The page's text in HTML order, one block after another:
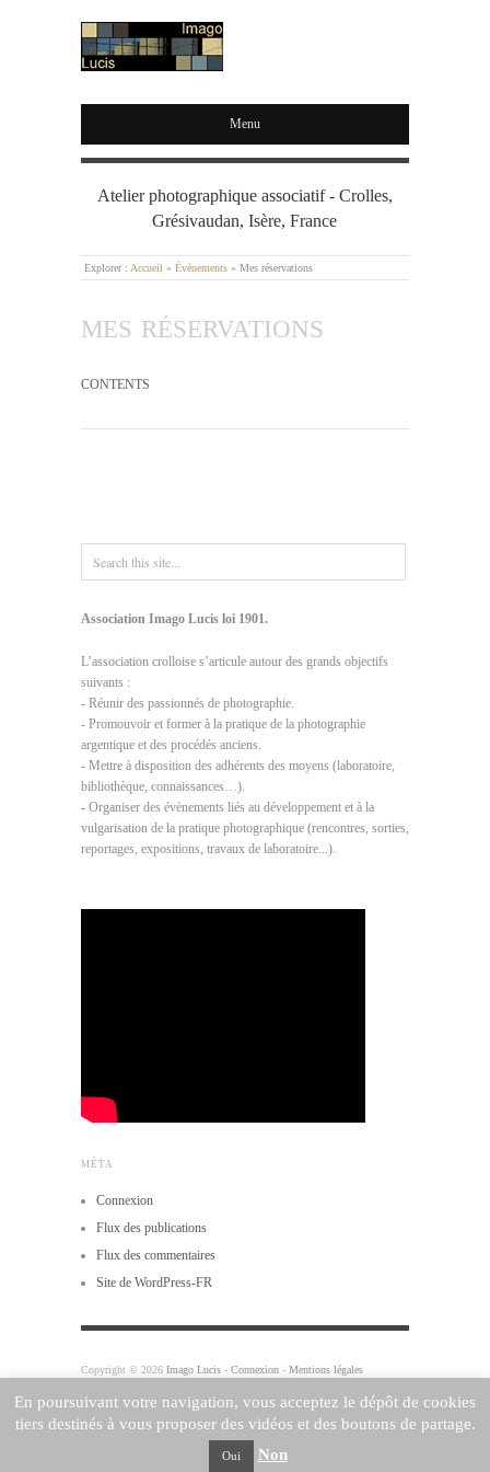
IMAGO LUCIS
Menu
Atelier photographique associatif - Crolles,
Grésivaudan, Isère, France
Explorer : Accueil » Évènements » Mes réservations
MES RÉSERVATIONS
CONTENTS
Association Imago Lucis loi 1901.
L’association crolloise s’articule autour des grands objectifs
suivants :
- Réunir des passionnés de photographie.
- Promouvoir et former à la pratique de la photographie
argentique et des procédés anciens.
- Mettre à disposition des adhérents des moyens (laboratoire,
bibliothèque, connaissances…).
- Organiser des évènements liés au développement et à la
vulgarisation de la pratique photographique (rencontres, sorties,
reportages, expositions, travaux de laboratoire...).
MÉTA
Connexion
Flux des publications
Flux des commentaires
Site de WordPress-FR
Copyright © 2026 Imago Lucis - Connexion - Mentions légales
En poursuivant votre navigation, vous acceptez le dépôt de cookies
tiers destinés à vous proposer des vidéos et des boutons de partage.
Oui Non